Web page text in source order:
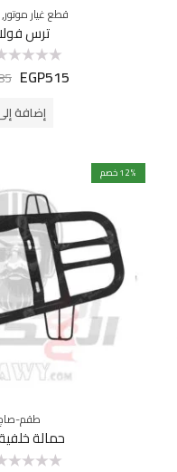
قطع غيار موتور,
ترس
التقييمEGP515
إضافة
12% خصم
طقم-
حمالة